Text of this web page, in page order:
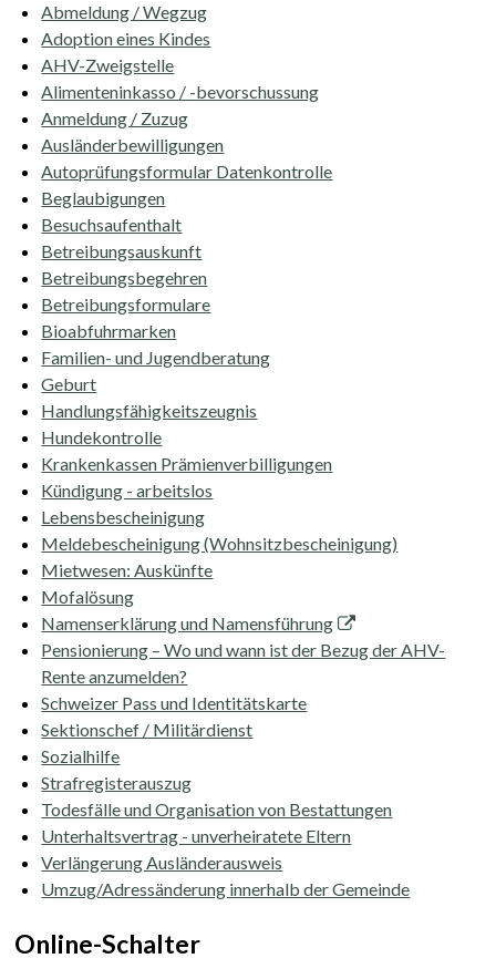
Abmeldung / Wegzug
Adoption eines Kindes
AHV-Zweigstelle
Alimenteninkasso / -bevorschussung
Anmeldung / Zuzug
Ausländerbewilligungen
Autoprüfungsformular Datenkontrolle
Beglaubigungen
Besuchsaufenthalt
Betreibungsauskunft
Betreibungsbegehren
Betreibungsformulare
Bioabfuhrmarken
Familien- und Jugendberatung
Geburt
Handlungsfähigkeitszeugnis
Hundekontrolle
Krankenkassen Prämienverbilligungen
Kündigung - arbeitslos
Lebensbescheinigung
Meldebescheinigung (Wohnsitzbescheinigung)
Mietwesen: Auskünfte
Mofalösung
Namenserklärung und Namensführung
Pensionierung – Wo und wann ist der Bezug der AHV-
Rente anzumelden?
Schweizer Pass und Identitätskarte
Sektionschef / Militärdienst
Sozialhilfe
Strafregisterauszug
Todesfälle und Organisation von Bestattungen
Unterhaltsvertrag - unverheiratete Eltern
Verlängerung Ausländerausweis
Umzug/Adressänderung innerhalb der Gemeinde
Beschreibung Einwohneramt /
Online-Schalter